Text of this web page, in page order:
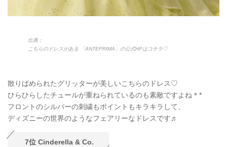
出典：
こちらのドレスがある 「ANTEPRIMA」の公式HPはコチラ♡
散りばめられたグリッターが美しいこちらのドレス♡
ひらひらしたチュールが重ねられているのも素敵ですよね＊*
フロントのシルバーの刺繍もポイントもキラキラして、
ディズニーの世界のようなフェアリーなドレスです♬
7位 Cinderella & Co.